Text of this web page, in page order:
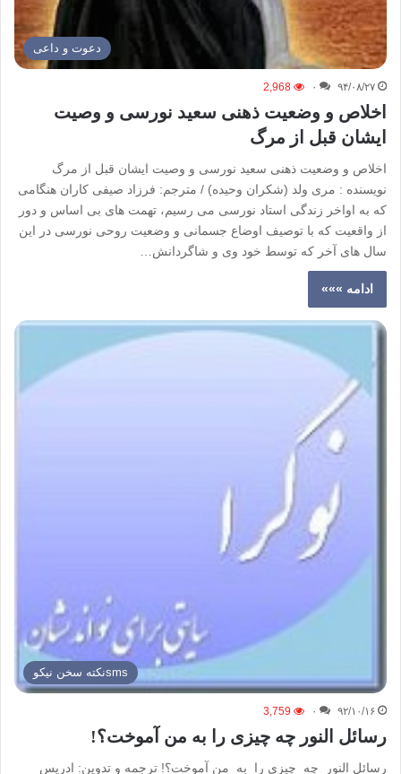
دعوت و داعی
۹۴/۰۸/۲۷ ۰ 2,968
اخلاص و وضعیت ذهنی سعید نورسی و وصیت
ایشان قبل از مرگ
اخلاص و وضعیت ذهنی سعید نورسی و وصیت ایشان قبل از مرگ
نویسنده : مری ولد (شکران وحیده) / مترجم: فرزاد صیفی کاران هنگامی
که به اواخر زندگی استاد نورسی می رسیم، تهمت های بی اساس و دور
از واقعیت که با توصیف اوضاع جسمانی و وضعیت روحی نورسی در این
سال های آخر که توسط خود وی و شاگردانش…
ادامه »»»
smsنكته سخن نيكو
۹۲/۱۰/۱۶ ۰ 3,759
رسائل النور چه چیزی را به من آموخت؟!
رسائل النور چه چیزی را به من آموخت؟! ترجمه و تدوین: ادریس